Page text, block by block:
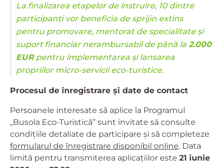
La finalizarea etapelor de instruire, 10 dintre
participanți vor beneficia de sprijin extins
pentru promovare, mentorat de specialitate și
suport financiar nerambursabil de până la 2.000
EURpentru implementarea și lansarea
propriilor micro-servicii eco-turistice.
Procesul de înregistrare și date de contact
Persoanele interesate să aplice la Programul
„Busola Eco-Turistică” sunt invitate să consulte
condițiile detaliate de participare și să completeze
formularul de înregistrare disponibil online. Data
limită pentru transmiterea aplicațiilor este 21 iunie